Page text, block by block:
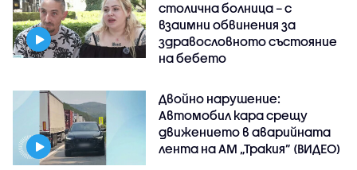
столична болница – с
взаимни обвинения за
здравословното състояние
на бебето
Двойно нарушение:
Автомобил кара срещу
движението в аварийната
лента на АМ „Тракия” (ВИДЕО)